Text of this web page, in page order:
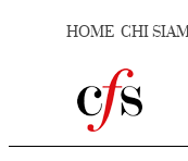
HOME CHI